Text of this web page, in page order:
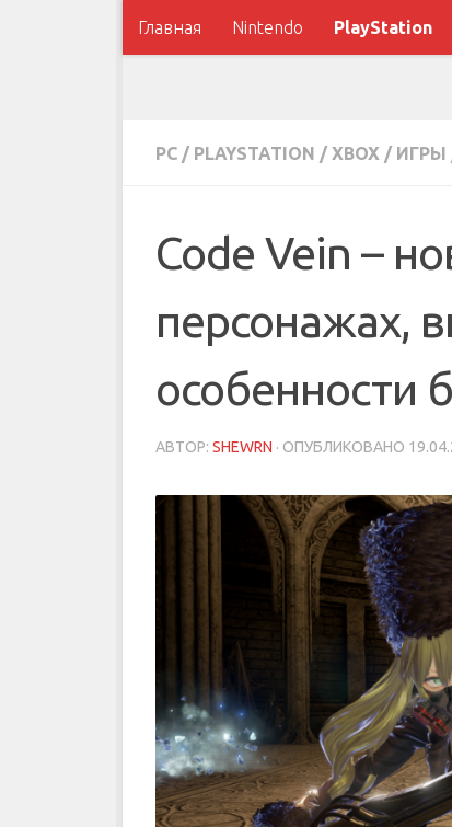
Главная Nintendo PlayStation
PC / PLAYSTATION / XBOX / ИГРЫ
Code Vein –
персонажах,
особенности
АВТОР: SHEWRN · ОПУБЛИКОВАНО